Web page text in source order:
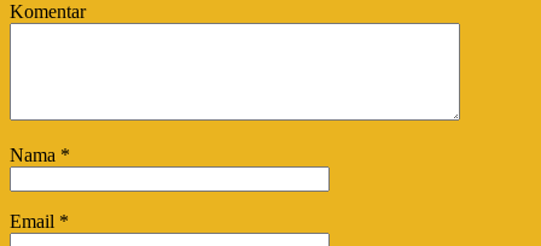
Komentar
Nama *
Email *